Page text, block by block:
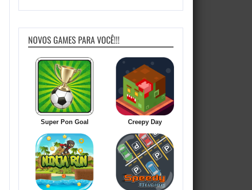
NOVOS GAMES PARA VOCÊ!!!
Super Pon Goal Creepy Day